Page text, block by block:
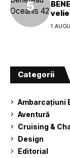
1
Categorii
Ambarcațiuni
Aventură
Cruising &
Design
Editorial